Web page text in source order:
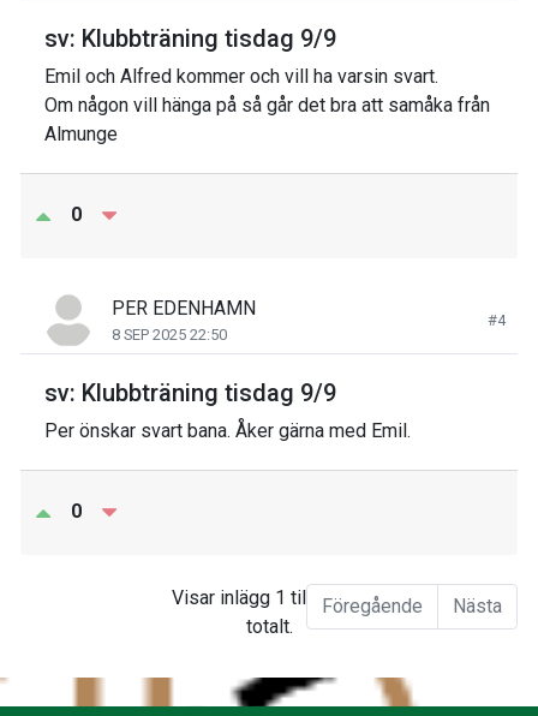
sv: Klubbträning tisdag 9/9
Emil och Alfred kommer och vill ha varsin svart.
Om någon vill hänga på så går det bra att samåka från
Almunge
0
PER EDENHAMN
8 SEP 2025 22:50
#4
sv: Klubbträning tisdag 9/9
Per önskar svart bana. Åker gärna med Emil.
0
Visar inlägg 1 till 4 av 4
totalt.
Föregående Nästa